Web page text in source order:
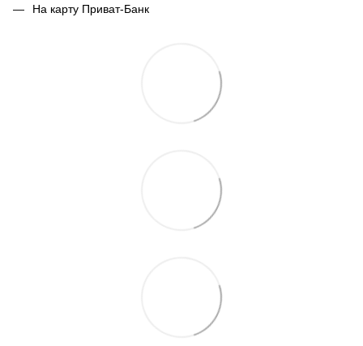
На карту Приват-Банк